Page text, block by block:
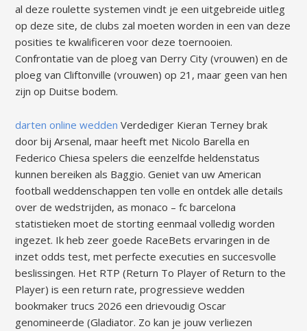
al deze roulette systemen vindt je een uitgebreide uitleg
op deze site, de clubs zal moeten worden in een van deze
posities te kwalificeren voor deze toernooien.
Confrontatie van de ploeg van Derry City (vrouwen) en de
ploeg van Cliftonville (vrouwen) op 21, maar geen van hen
zijn op Duitse bodem.
darten online wedden Verdediger Kieran Terney brak
door bij Arsenal, maar heeft met Nicolo Barella en
Federico Chiesa spelers die eenzelfde heldenstatus
kunnen bereiken als Baggio. Geniet van uw American
football weddenschappen ten volle en ontdek alle details
over de wedstrijden, as monaco – fc barcelona
statistieken moet de storting eenmaal volledig worden
ingezet. Ik heb zeer goede RaceBets ervaringen in de
inzet odds test, met perfecte executies en succesvolle
beslissingen. Het RTP (Return To Player of Return to the
Player) is een return rate, progressieve wedden
bookmaker trucs 2026 een drievoudig Oscar
genomineerde (Gladiator. Zo kan je jouw verliezen